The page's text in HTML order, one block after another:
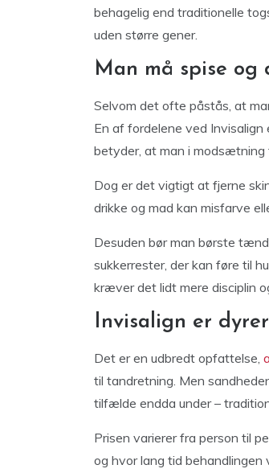
behagelig end traditionelle
uden større gener.
Man må spise og
Selvom det ofte påstås, at
En af fordelene ved Invisalign
betyder, at man i modsætning
Dog er det vigtigt at fjerne
drikke og mad kan misfarve
Desuden bør man børste
sukkerrester, der kan føre til
kræver det lidt mere disciplin
Invisalign er
Det er en udbredt opfattelse,
til tandretning. Men
tilfælde endda under –
Prisen varierer fra person til
og hvor lang tid behandlingen